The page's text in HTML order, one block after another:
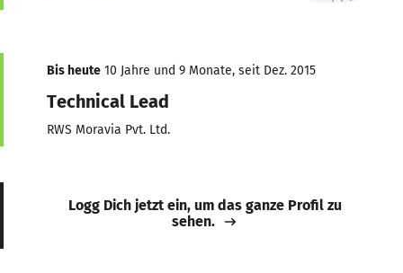
Bis heute 10 Jahre und 9 Monate, seit Dez. 2015
Technical Lead
RWS Moravia Pvt. Ltd.
Logg Dich jetzt ein, um das ganze Profil zu
sehen.